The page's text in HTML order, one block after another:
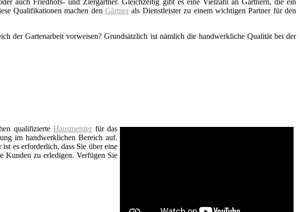
auch Friedhofs- und Ziergärtner. Gleichzeitig gibt es eine Vielzahl an Gärtnern, die ein
Qualifikationen machen den Gärtner als Dienstleister zu einem wichtigen Partner für den
der Gartenarbeit vorweisen? Grundsätzlich ist nämlich die handwerkliche Qualität bei der
qualifizierteHausmeister für das
im handwerklichen Bereich auf.
es erforderlich, dass Sie über eine
Kunden zu erledigen. Verfügen Sie